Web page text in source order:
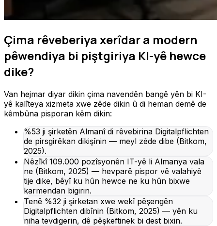
Çima rêveberiya xerîdar a modern
pêwendiya bi piştgiriya KI-yê hewce
dike?
Van hejmar diyar dikin çima navendên bangê yên bi KI-
yê kalîteya xizmeta xwe zêde dikin û di heman demê de
kêmbûna pisporan kêm dikin:
%53 ji şirketên Almanî di rêvebirina Digitalpflichten
de pirsgirêkan dikişînin — meyl zêde dibe (Bitkom,
2025).
Nêzîkî 109.000 pozîsyonên IT-yê li Almanya vala
ne (Bitkom, 2025) — hevparê pispor vê valahiyê
tije dike, bêyî ku hûn hewce ne ku hûn bixwe
karmendan bigirin.
Tenê %32 ji şirketan xwe wekî pêşengên
Digitalpflichten dibînin (Bitkom, 2025) — yên ku
niha tevdigerin, dê pêşkeftinek bi dest bixin.